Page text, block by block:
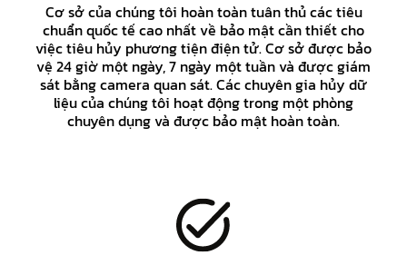
Cơ sở của chúng tôi hoàn toàn tuân thủ các tiêu
chuẩn quốc tế cao nhất về bảo mật cần thiết cho
việc tiêu hủy phương tiện điện tử. Cơ sở được bảo
vệ 24 giờ một ngày, 7 ngày một tuần và được giám
sát bằng camera quan sát. Các chuyên gia hủy dữ
liệu của chúng tôi hoạt động trong một phòng
chuyên dụng và được bảo mật hoàn toàn.